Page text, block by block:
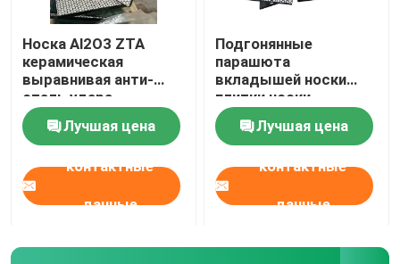
Носка Al2O3 ZTA
керамическая
выравнивая анти-
сталь удара
подперла резиновое
Лучшая цена
контактные
данные
Подгонянные
парашюта
вкладышей носки
плитки носки
резинового
керамического
керамические
Лучшая цена
контактные
данные